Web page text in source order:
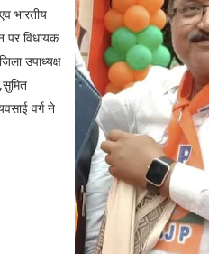
भारतीय
पर विधायक
उपाध्यक्ष
वर्ग ने